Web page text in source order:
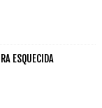
ESQUECIDA